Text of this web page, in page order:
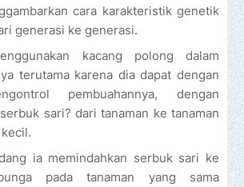
cara karakteristik genetik
generasi ke generasi.
kacang polong dalam
terutama karena dia dapat dengan
pembuahannya, dengan
sari? dari tanaman ke tanaman
ia memindahkan serbuk sari ke
pada tanaman yang sama